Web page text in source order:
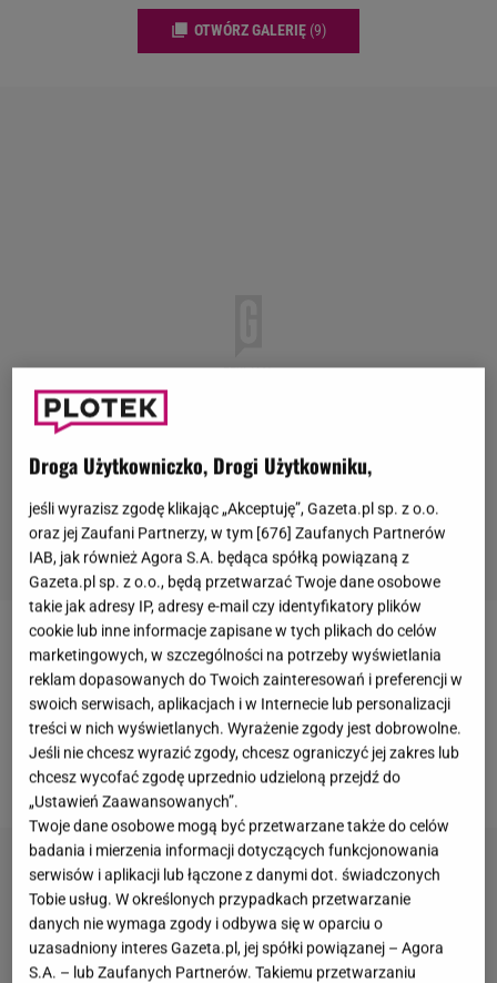
OTWÓRZ GALERIĘ (9)
Idalia Orman-Borucka jest córkągwiazdy"Klanu",
Aldony Ormanoraz biznesmena, Edmunda
Boruckiego. Dziewczynka jest oczkiem w głowie
rodziców. Niedawno jej mama pochwaliła się, że to
niezwykle pilna uczennica.
Droga Użytkowniczko, Drogi Użytkowniku,
jeśli wyrazisz zgodę klikając „Akceptuję”, Gazeta.pl sp. z o.o.
oraz jej Zaufani Partnerzy, w tym [676] Zaufanych Partnerów
IAB, jak również Agora S.A. będąca spółką powiązaną z
Gazeta.pl sp. z o.o., będą przetwarzać Twoje dane osobowe
takie jak adresy IP, adresy e-mail czy identyfikatory plików
cookie lub inne informacje zapisane w tych plikach do celów
marketingowych, w szczególności na potrzeby wyświetlania
reklam dopasowanych do Twoich zainteresowań i preferencji w
swoich serwisach, aplikacjach i w Internecie lub personalizacji
treści w nich wyświetlanych. Wyrażenie zgody jest dobrowolne.
Jeśli nie chcesz wyrazić zgody, chcesz ograniczyć jej zakres lub
chcesz wycofać zgodę uprzednio udzieloną przejdź do
„Ustawień Zaawansowanych”.
Twoje dane osobowe mogą być przetwarzane także do celów
badania i mierzenia informacji dotyczących funkcjonowania
serwisów i aplikacji lub łączone z danymi dot. świadczonych
Tobie usług. W określonych przypadkach przetwarzanie
danych nie wymaga zgody i odbywa się w oparciu o
uzasadniony interes Gazeta.pl, jej spółki powiązanej – Agora
S.A. – lub Zaufanych Partnerów. Takiemu przetwarzaniu